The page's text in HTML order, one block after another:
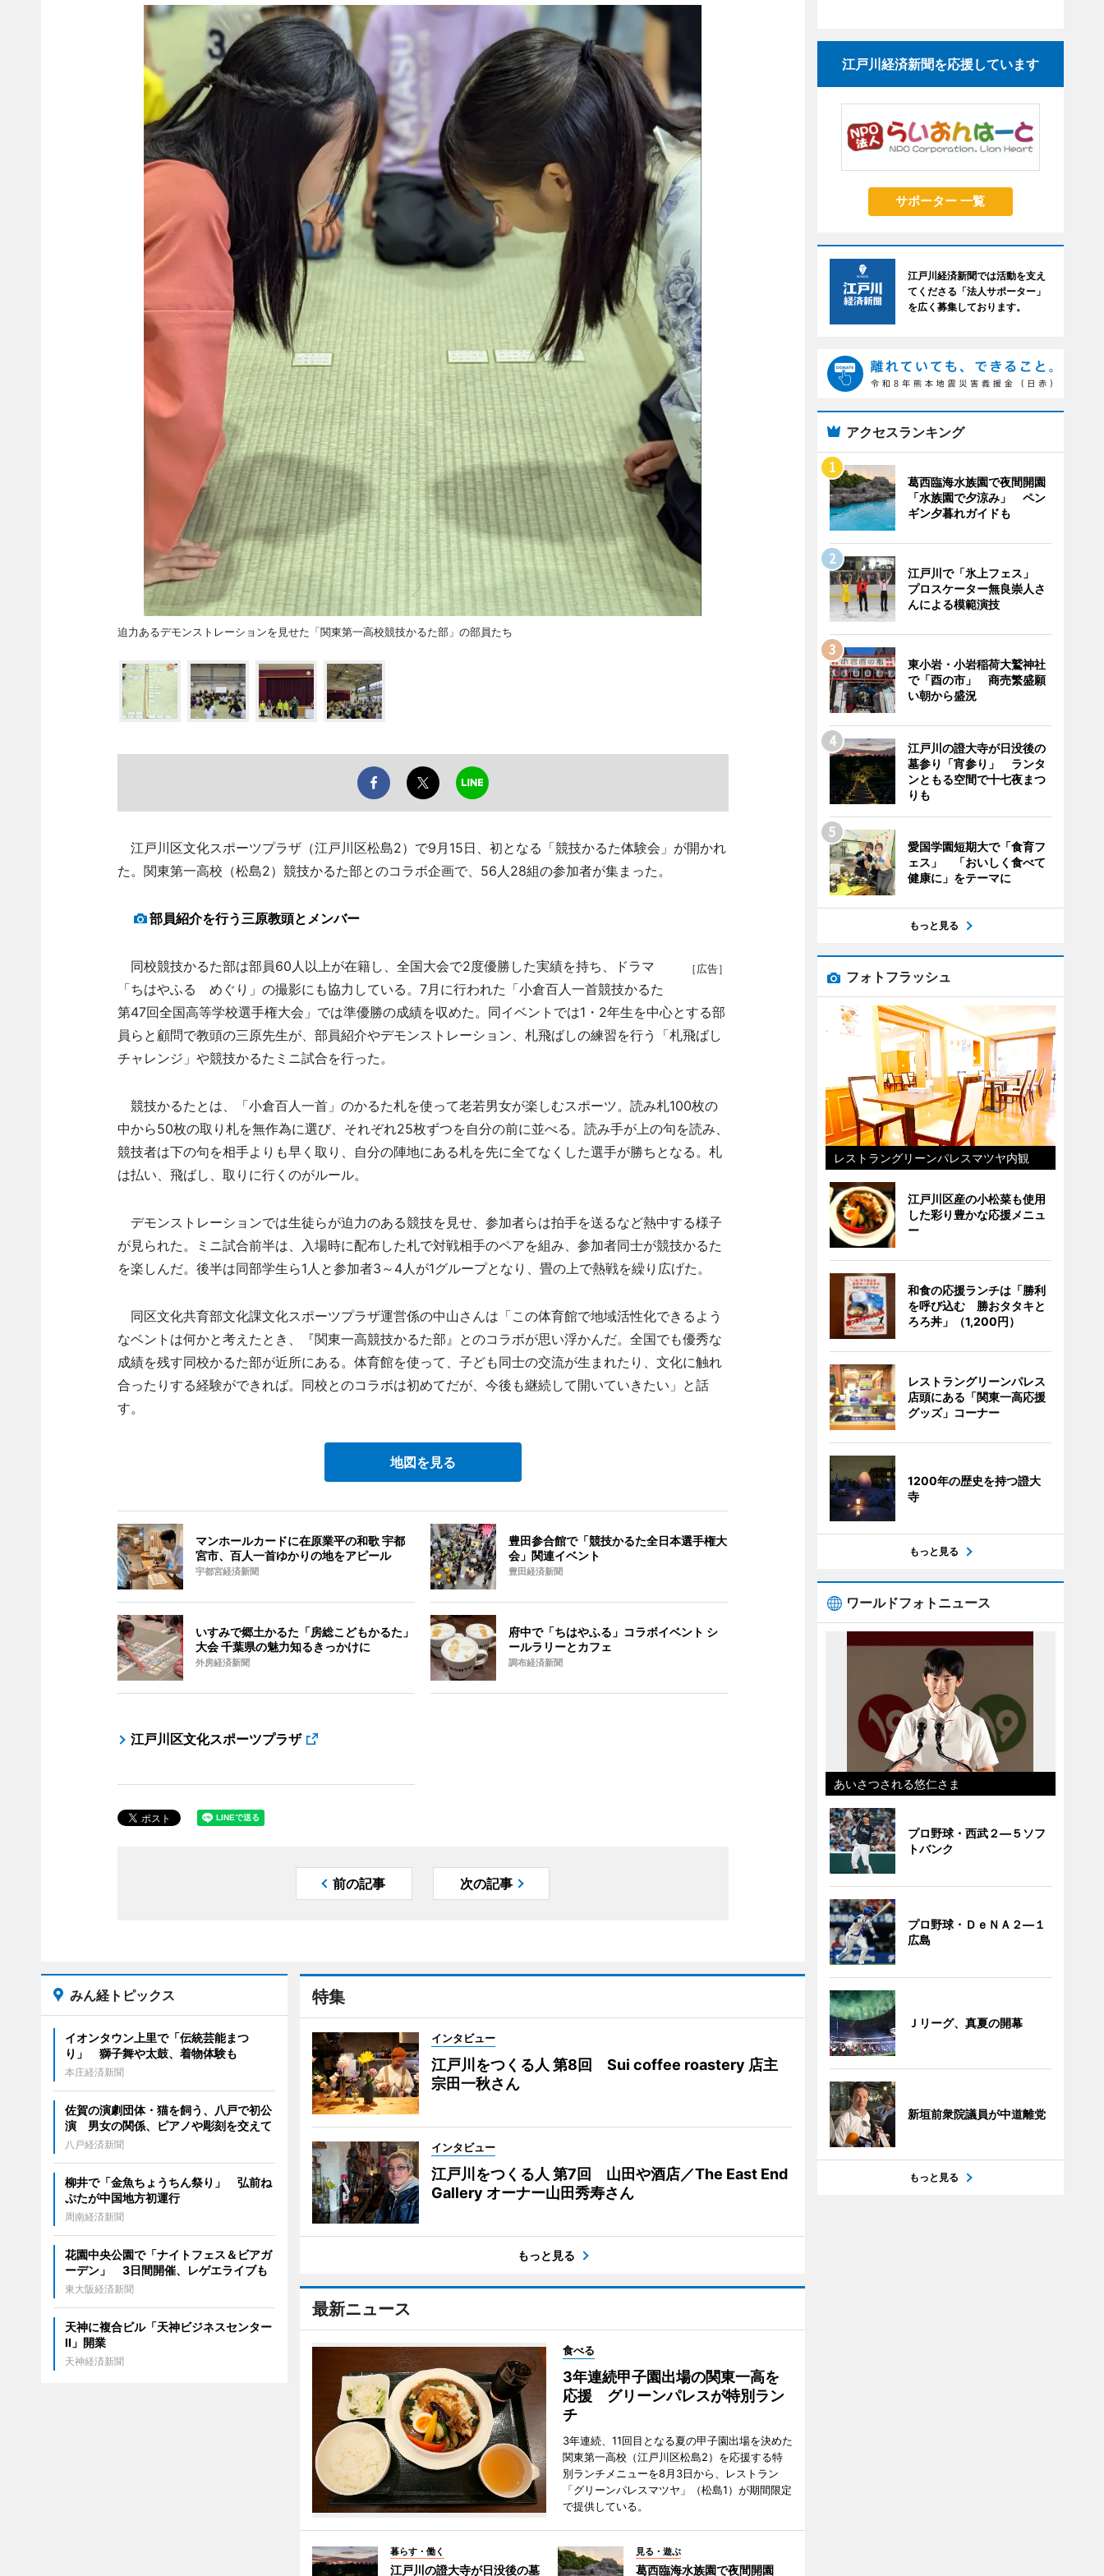
迫力あるデモンストレーションを見せた「関東第一高校競技かるた部」の部員たち
江戸川区文化スポーツプラザ（江戸川区松島2）で9月15日、初となる「競技かるた体験会」が開かれ
た。関東第一高校（松島2）競技かるた部とのコラボ企画で、56人28組の参加者が集まった。
部員紹介を行う三原教頭とメンバー
［広告］
同校競技かるた部は部員60人以上が在籍し、全国大会で2度優勝した実績を持ち、ドラマ
「ちはやふる めぐり」の撮影にも協力している。7月に行われた「小倉百人一首競技かるた
第47回全国高等学校選手権大会」では準優勝の成績を収めた。同イベントでは1・2年生を中心とする部
員らと顧問で教頭の三原先生が、部員紹介やデモンストレーション、札飛ばしの練習を行う「札飛ばし
チャレンジ」や競技かるたミニ試合を行った。
競技かるたとは、「小倉百人一首」のかるた札を使って老若男女が楽しむスポーツ。読み札100枚の
中から50枚の取り札を無作為に選び、それぞれ25枚ずつを自分の前に並べる。読み手が上の句を読み、
競技者は下の句を相手よりも早く取り、自分の陣地にある札を先に全てなくした選手が勝ちとなる。札
は払い、飛ばし、取りに行くのがルール。
デモンストレーションでは生徒らが迫力のある競技を見せ、参加者らは拍手を送るなど熱中する様子
が見られた。ミニ試合前半は、入場時に配布した札で対戦相手のペアを組み、参加者同士が競技かるた
を楽しんだ。後半は同部学生ら1人と参加者3～4人が1グループとなり、畳の上で熱戦を繰り広げた。
同区文化共育部文化課文化スポーツプラザ運営係の中山さんは「この体育館で地域活性化できるよう
なベントは何かと考えたとき、『関東一高競技かるた部』とのコラボが思い浮かんだ。全国でも優秀な
成績を残す同校かるた部が近所にある。体育館を使って、子ども同士の交流が生まれたり、文化に触れ
合ったりする経験ができれば。同校とのコラボは初めてだが、今後も継続して開いていきたい」と話
す。
地図を見る
マンホールカードに在原業平の和歌 宇都
宮市、百人一首ゆかりの地をアピール
宇都宮経済新聞
豊田参合館で「競技かるた全日本選手権大
会」関連イベント
豊田経済新聞
いすみで郷土かるた「房総こどもかるた」
大会 千葉県の魅力知るきっかけに
外房経済新聞
府中で「ちはやふる」コラボイベント シ
ールラリーとカフェ
調布経済新聞
江戸川区文化スポーツプラザ
前の記事 次の記事
特集
インタビュー
江戸川をつくる人 第8回 Sui coffee roastery 店主
宗田一秋さん
インタビュー
江戸川をつくる人 第7回 山田や酒店／The East End
Gallery オーナー山田秀寿さん
もっと見る
最新ニュース
食べる
3年連続甲子園出場の関東一高を
応援 グリーンパレスが特別ラン
チ
3年連続、11回目となる夏の甲子園出場を決めた
関東第一高校（江戸川区松島2）を応援する特
別ランチメニューを8月3日から、レストラン
「グリーンパレスマツヤ」（松島1）が期間限定
で提供している。
暮らす・働く
江戸川の證大寺が日没後の墓
見る・遊ぶ
葛西臨海水族園で夜間開園
みん経トピックス
イオンタウン上里で「伝統芸能まつ
り」 獅子舞や太鼓、着物体験も
本庄経済新聞
佐賀の演劇団体・猫を飼う、八戸で初公
演 男女の関係、ピアノや彫刻を交えて
八戸経済新聞
柳井で「金魚ちょうちん祭り」 弘前ね
ぷたが中国地方初運行
周南経済新聞
花園中央公園で「ナイトフェス＆ビアガ
ーデン」 3日間開催、レゲエライブも
東大阪経済新聞
天神に複合ビル「天神ビジネスセンター
II」開業
天神経済新聞
江戸川経済新聞を応援しています
サポーター 一覧
江戸川経済新聞では活動を支え
てくださる「法人サポーター」
を広く募集しております。
アクセスランキング
葛西臨海水族園で夜間開園
「水族園で夕涼み」 ペン
ギン夕暮れガイドも
江戸川で「氷上フェス」
プロスケーター無良崇人さ
んによる模範演技
東小岩・小岩稲荷大鷲神社
で「酉の市」 商売繁盛願
い朝から盛況
江戸川の證大寺が日没後の
墓参り「宵参り」 ランタ
ンともる空間で十七夜まつ
りも
愛国学園短期大で「食育フ
ェス」 「おいしく食べて
健康に」をテーマに
もっと見る
フォトフラッシュ
レストラングリーンパレスマツヤ内観
江戸川区産の小松菜も使用
した彩り豊かな応援メニュ
ー
和食の応援ランチは「勝利
を呼び込む 勝おタタキと
ろろ丼」（1,200円）
レストラングリーンパレス
店頭にある「関東一高応援
グッズ」コーナー
1200年の歴史を持つ證大
寺
もっと見る
ワールドフォトニュース
あいさつされる悠仁さま
プロ野球・西武２―５ソフ
トバンク
プロ野球・ＤｅＮＡ２―１
広島
Ｊリーグ、真夏の開幕
新垣前衆院議員が中道離党
もっと見る